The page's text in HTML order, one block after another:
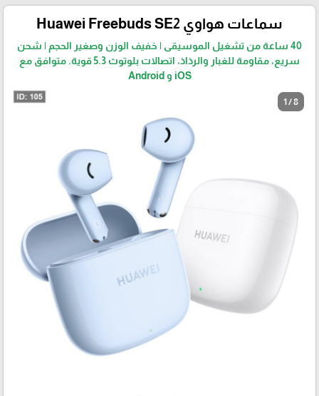
سماعات هواوي Huawei Freebuds SE2
40 ساعة من تشغيل الموسيقى | خفيف الوزن وصغير الحجم | شحن
سريع، مقاومة للغبار والرذاذ، اتصالات بلوتوث 5.3 قوية. متوافق مع
iOS و Android
1 / 8